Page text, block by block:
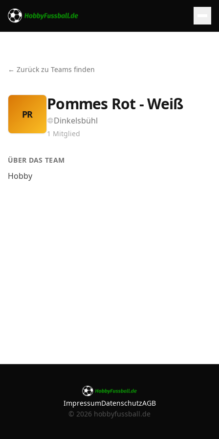
← Zurück zu Teams finden
PR
Pommes Rot - Weiß
Dinkelsbühl
1 Mitglied
ÜBER DAS TEAM
Hobby
ImpressumDatenschutzAGB
© 2026 hobbyfussball.de